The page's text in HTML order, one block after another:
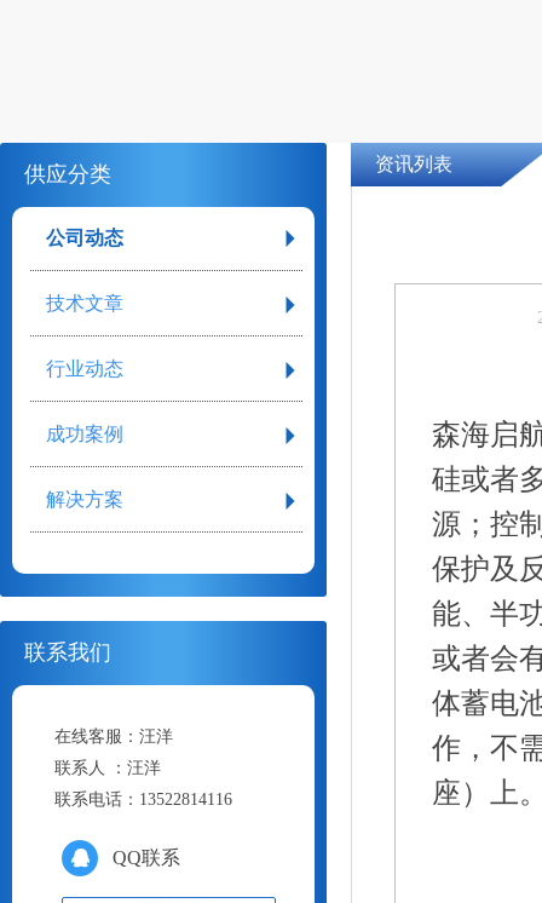
供应分类
公司动态
技术文章
行业动态
成功案例
解决方案
联系我们
在线客服：汪洋
联系人 ：汪洋
联系电话： 13522814116
QQ联系
资讯列表
森海启
硅或者
源 ；控
保护及
能、半
或者会
体蓄电
作，不
座）上